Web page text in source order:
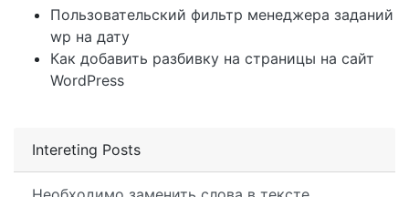
Intereting Posts
Пользовательский фильтр менеджера заданий
wp на дату
Как добавить разбивку на страницы на сайт
WordPress